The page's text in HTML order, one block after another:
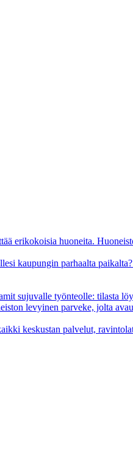
erikokoisia huoneita.
kaupungin parhaalta
sujuvalle työnteolle: tilasta
levyinen parveke, jolta
keskustan palvelut,